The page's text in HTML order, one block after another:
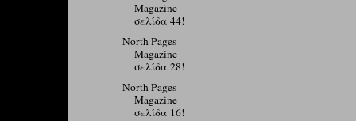
Magazine
σελίδα 44!
North Pages
Magazine
σελίδα 28!
North Pages
Magazine
σελίδα 16!